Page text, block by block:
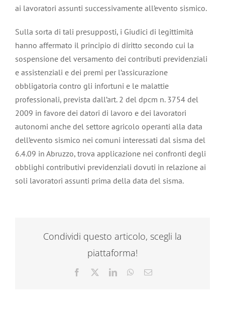
ai lavoratori assunti successivamente all’evento sismico.
Sulla sorta di tali presupposti, i Giudici di legittimità
hanno affermato il principio di diritto secondo cui la
sospensione del versamento dei contributi previdenziali
e assistenziali e dei premi per l’assicurazione
obbligatoria contro gli infortuni e le malattie
professionali, prevista dall’art. 2 del dpcm n. 3754 del
2009 in favore dei datori di lavoro e dei lavoratori
autonomi anche del settore agricolo operanti alla data
dell’evento sismico nei comuni interessati dal sisma del
6.4.09 in Abruzzo, trova applicazione nei confronti degli
obblighi contributivi previdenziali dovuti in relazione ai
soli lavoratori assunti prima della data del sisma.
Condividi questo articolo, scegli la
piattaforma!
Facebook LinkedInWhatsApp
Email